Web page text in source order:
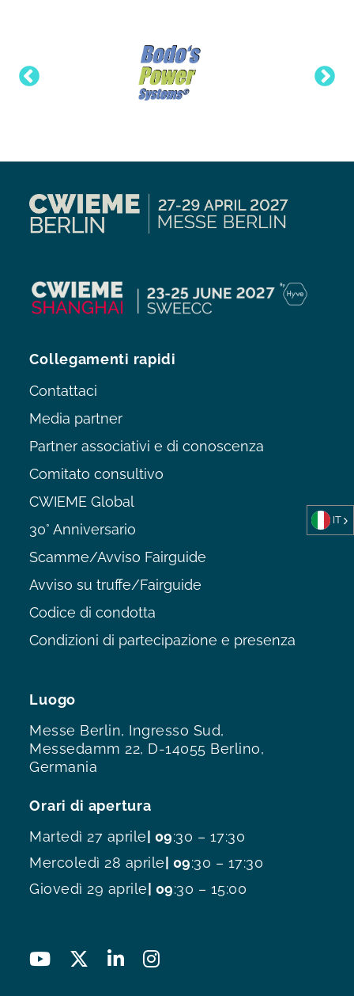
Luogo
Messe Berlin, Ingresso Sud,
Messedamm 22, D-14055 Berlino,
Germania
Orari di apertura
Martedì 27 aprile | 09:30 – 17:30
Mercoledì 28 aprile | 09:30 – 17:30
Giovedì 29 aprile | 09:30 – 15:00
Collegamenti rapidi
Contattaci
Media partner
Partner associativi e di conoscenza
Comitato consultivo
CWIEME Global
30° Anniversario
Scamme/Avviso Fairguide
Avviso su truffe/Fairguide
Codice di condotta
Condizioni di partecipazione e presenza
IT